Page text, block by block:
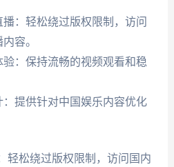
：轻松绕过版权限制，访问
容。
：保持流畅的视频观看和稳
提供针对中国娱乐内容优化
轻松绕过版权限制，访问国内